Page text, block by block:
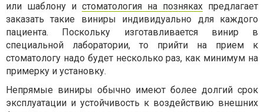
или шаблону и стоматология на позняках предлагает
заказать такие виниры индивидуально для каждого
пациента. Поскольку изготавливается винир в
специальной лаборатории, то прийти на прием к
стоматологу надо будет несколько раз, как минимум на
примерку и установку.
Непрямые виниры обычно имеют более долгий срок
эксплуатации и устойчивость к воздействию внешних